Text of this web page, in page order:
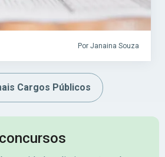
Por Janaina Souza
Cargos Públicos